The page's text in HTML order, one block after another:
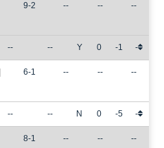
9-2 -- -- --
-- -- Y 0 -1 -
6-1 -- -- --
-- -- N 0 -5 -
8-1 -- -- --